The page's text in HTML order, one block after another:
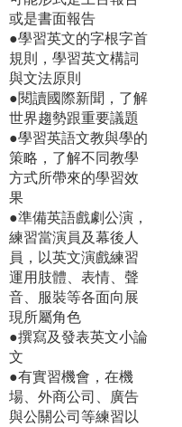
或是書面報告
●學習英文的字根字首
規則，學習英文構詞
與文法原則
●閱讀國際新聞，了解
世界趨勢跟重要議題
●學習英語文教與學的
策略，了解不同教學
方式所帶來的學習效
果
●準備英語戲劇公演，
練習當演員及幕後人
員，以英文演戲練習
運用肢體、表情、聲
音、服裝等各面向展
現所屬角色
●撰寫及發表英文小論
文
●有實習機會，在機
場、外商公司、廣告
與公關公司等練習以